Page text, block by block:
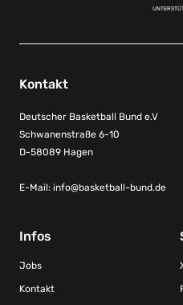
Kontakt
Deutscher Basketball Bund e.V
Schwanenstraße 6-10
D-58089 Hagen
E-Mail: info@basketball-bund.de
Infos
Jobs
Kontakt